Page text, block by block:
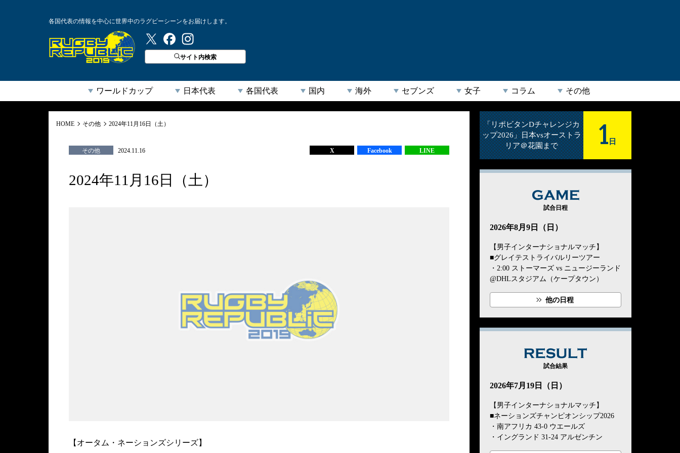
各国代表の情報を中心に世界中のラグビーシーンをお届けします。
ラグビーリパブリック
サイト内検索
ワールドカップ 日本代表 各国代表 国内 海外 セブンズ 女子 コラム その他
HOME その他 2024年11月16日（土）
その他 2024.11.16 X Facebook LINE
2024年11月16日（土）
【オータム・ネーションズシリーズ】
「リポビタンDチャレンジカ
ップ2026」日本vsオーストラ
リア＠花園まで
1 日
GAME
試合日程
2026年8月9日（日）
【男子インターナショナルマッチ】
■グレイテストライバルリーツアー
・2:00 ストーマーズ vs ニュージーランド
@DHLスタジアム（ケープタウン）
他の日程
試合結果
2026年7月19日（日）
【男子インターナショナルマッチ】
■ネーションズチャンピオンシップ2026
・南アフリカ 43-0 ウエールズ
・イングランド 31-24 アルゼンチン